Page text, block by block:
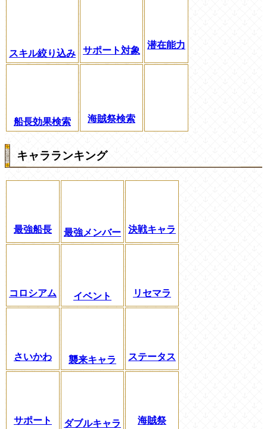
スキル絞り込み サポート対象
潜在能力
船長効果検索 海賊祭検索
キャラランキング
最強船長 最強メンバー 決戦キャラ
コロシアム イベント リセマラ
さいかわ 襲来キャラ ステータス
サポート ダブルキャラ
海賊祭